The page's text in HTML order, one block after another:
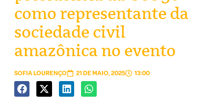
como representante da
sociedade civil
amazônica no evento
SOFIA LOURENÇO 21 DE MAIO, 2025 13:00